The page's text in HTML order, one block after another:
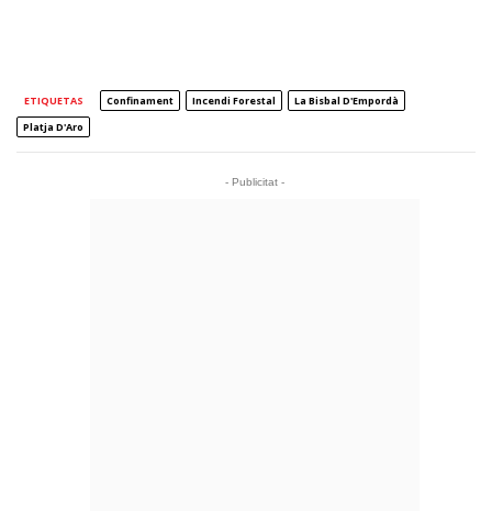
ETIQUETAS Confinament Incendi Forestal
La Bisbal D'Empordà
Platja D'Aro
- Publicitat -